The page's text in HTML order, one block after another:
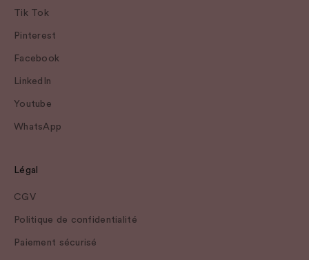
Tik Tok
Pinterest
Facebook
LinkedIn
Youtube
WhatsApp
Légal
CGV
Politique de confidentialité
Paiement sécurisé